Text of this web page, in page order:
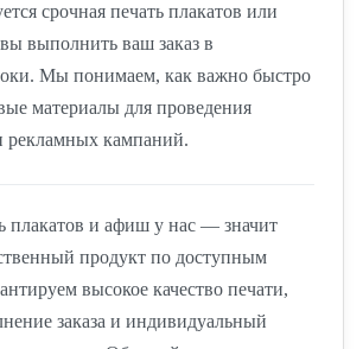
срочная печать плакатов или
выполнить ваш заказ в
Мы понимаем, как важно быстро
материалы для проведения
рекламных кампаний.
плакатов и афиш у нас — значит
продукт по доступным
высокое качество печати,
заказа и индивидуальный